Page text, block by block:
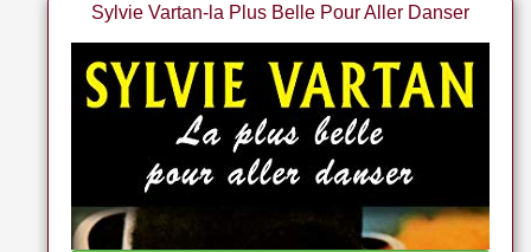
Sylvie Vartan-la Plus Belle Pour Aller Danser